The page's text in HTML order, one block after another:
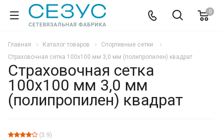
0
Главная Каталог товаров
Спортивные сетки
Страховочная сетка 100х100 мм 3,0 мм (полипропилен) квадрат
Страховочная сетка
100х100 мм 3,0 мм
(полипропилен) квадрат
(3.9)